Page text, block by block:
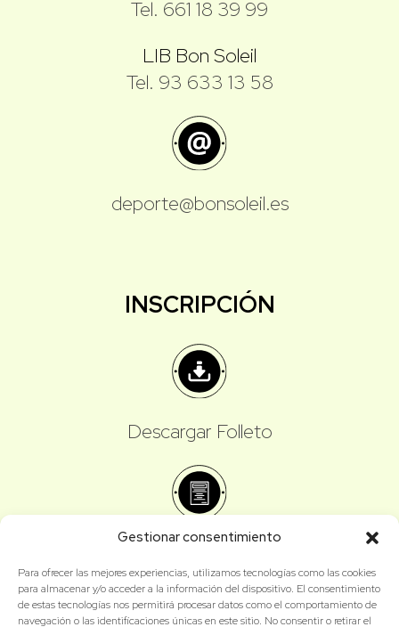
Gestionar consentimiento
Para ofrecer las mejores experiencias, utilizamos tecnologías como las cookies
para almacenar y/o acceder a la información del dispositivo. El consentimiento
de estas tecnologías nos permitirá procesar datos como el comportamiento de
navegación o las identificaciones únicas en este sitio. No consentir o retirar el
Tel. 661 18 39 99
LIB Bon Soleil
Tel. 93 633 13 58
deporte@bonsoleil.es
INSCRIPCIÓN
Descargar Folleto